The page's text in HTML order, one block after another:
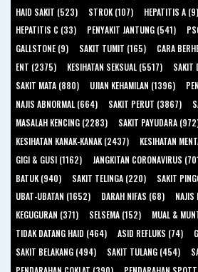
HAID SAKIT (523)
STROK (107) HEPATITIS A (9)
HEPATITIS C (33)
PENYAKIT JANTUNG (541)
GALLSTONE (9)
SAKIT TUMIT (165)
CARA
ENT (2375)
KESIHATAN SEKSUAL (5517)
SAKIT
SAKIT MATA (880)
UJIAN KEHAMILAN (1396)
NAJIS ABNORMAL (664)
SAKIT PERUT (3867)
MASALAH KENCING (2283)
SAKIT PAYUDARA
KESIHATAN KANAK-KANAK (2437)
KESIHATAN
GIGI & GUSI (1162)
JANGKITAN CORONAVIRUS
BATUK (940)
SAKIT TELINGA (220)
SAKIT
UBAT-UBATAN (1652)
DARAH NIFAS (68)
KEGUGURAN (371)
SELSEMA (152) MUAL &
TIDAK DATANG HAID (464)
ASID REFLUKS (74)
SAKIT BELAKANG (494)
SAKIT TULANG (454)